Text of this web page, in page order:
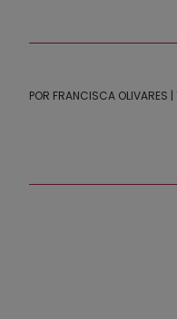
POR FRANCISCA OLIVARES |